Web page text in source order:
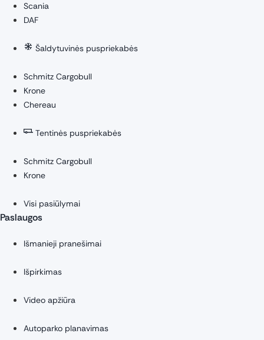
Scania
DAF
Šaldytuvinės puspriekabės
Schmitz Cargobull
Krone
Chereau
Tentinės puspriekabės
Schmitz Cargobull
Krone
Visi pasiūlymai
Paslaugos
Išmanieji pranešimai
Išpirkimas
Video apžiūra
Autoparko planavimas